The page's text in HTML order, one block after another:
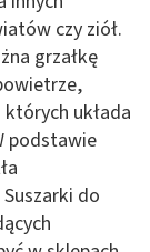
czy ziół.
grzałkę
układa
podstawie
do